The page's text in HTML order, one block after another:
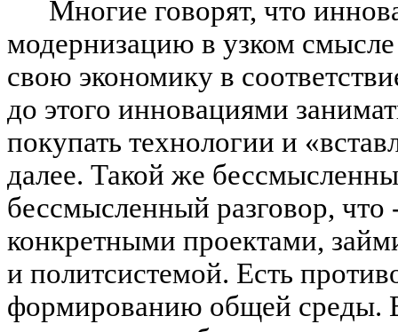
Многие говорят, что
модернизацию в узком смысле
свою экономику в
до этого инновациями
покупать технологии и
далее. Такой же
бессмысленный разговор, что
конкретными проектами,
и политсистемой. Есть
формированию общей среды.